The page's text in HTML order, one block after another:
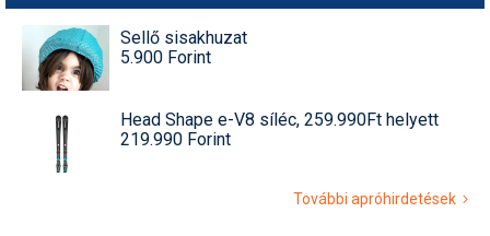
Sellő sisakhuzat
5.900 Forint
Head Shape e-V8 síléc, 259.990Ft helyett
219.990 Forint
További apróhirdetések